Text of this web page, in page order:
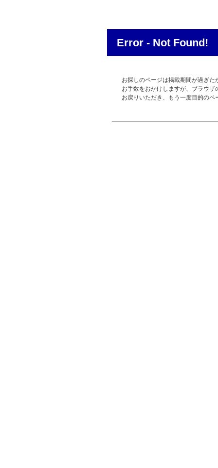
Error - Not Found!
お探しのページは掲載期間が過ぎ
お手数をおかけしますが、ブラウ
お戻りいただき、もう一度目的のペ